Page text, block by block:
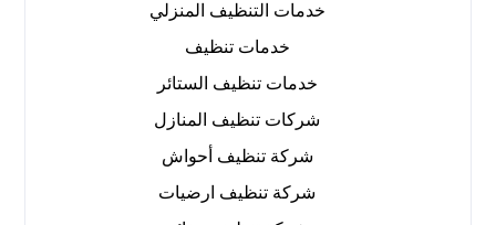
خدمات التنظيف المنزلي
خدمات تنظيف
خدمات تنظيف الستائر
شركات تنظيف المنازل
شركة تنظيف أحواش
شركة تنظيف ارضيات